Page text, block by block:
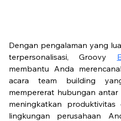
Dengan pengalaman yang
terpersonalisasi, Groovy
membantu Anda
acara team building
mempererat hubungan
meningkatkan
lingkungan perusahaan